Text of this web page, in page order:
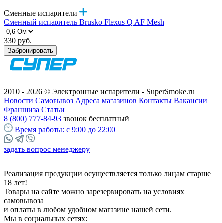
Сменные испарители
Сменный испаритель Brusko Flexus Q AF Mesh
330 руб.
Забронировать
2010 - 2026 © Электронные испарители - SuperSmoke.ru
Новости Самовывоз Адреса магазинов Контакты Вакансии
Франшиза Статьи
8 (800) 777-84-93 звонок бесплатный
Время работы: с 9:00 до 22:00
задать вопрос менеджеру
Реализация продукции осуществляется только лицам старше
18 лет!
Товары на сайте можно зарезервировать на условиях
самовывоза
и оплаты в любом удобном магазине нашей сети.
Мы в социальных сетях: